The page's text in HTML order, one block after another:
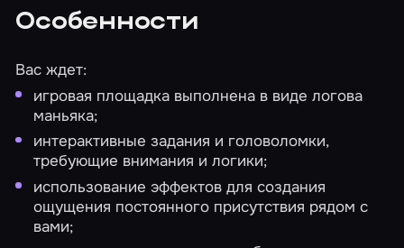
Особенности
Вас ждет:
игровая площадка выполнена в виде логова
маньяка;
интерактивные задания и головоломки,
требующие внимания и логики;
использование эффектов для создания
ощущения постоянного присутствия рядом с
вами;